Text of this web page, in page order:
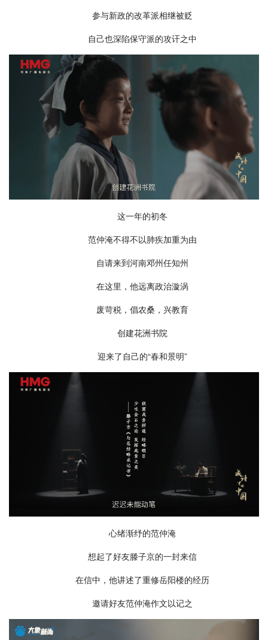
参与新政的改革派相继被贬
自己也深陷保守派的攻讦之中
这一年的初冬
范仲淹不得不以肺疾加重为由
自请来到河南邓州任知州
在这里，他远离政治漩涡
废苛税，倡农桑，兴教育
创建花洲书院
迎来了自己的“春和景明”
心绪渐纾的范仲淹
想起了好友滕子京的一封来信
在信中，他讲述了重修岳阳楼的经历
邀请好友范仲淹作文以记之